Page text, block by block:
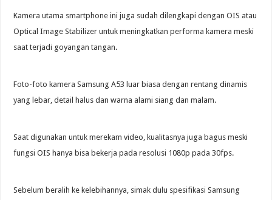
Kamera utama smartphone ini juga sudah dilengkapi dengan OIS atau
Optical Image Stabilizer untuk meningkatkan performa kamera meski
saat terjadi goyangan tangan.
Foto-foto kamera Samsung A53 luar biasa dengan rentang dinamis
yang lebar, detail halus dan warna alami siang dan malam.
Saat digunakan untuk merekam video, kualitasnya juga bagus meski
fungsi OIS hanya bisa bekerja pada resolusi 1080p pada 30fps.
Sebelum beralih ke kelebihannya, simak dulu spesifikasi Samsung